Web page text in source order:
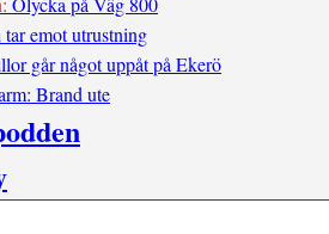
emot utrustning
går något uppåt på Ekerö
Brand ute